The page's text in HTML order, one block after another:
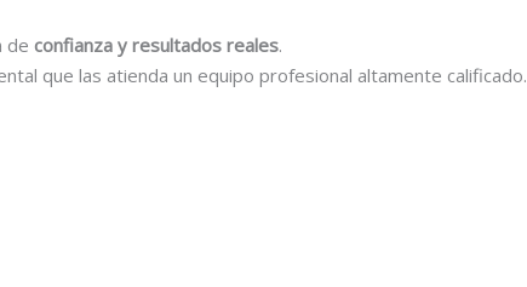
de confianza y resultados reales.
que las atienda un equipo profesional altamente calificado.